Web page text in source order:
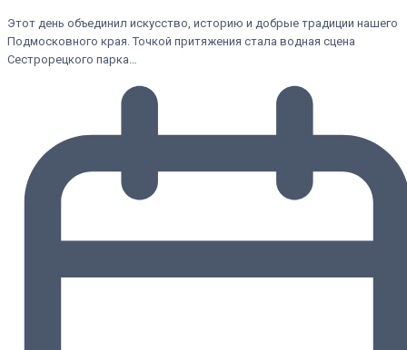
Этот день объединил искусство, историю и добрые традиции нашего
Подмосковного края. Точкой притяжения стала водная сцена
Сестрорецкого парка…